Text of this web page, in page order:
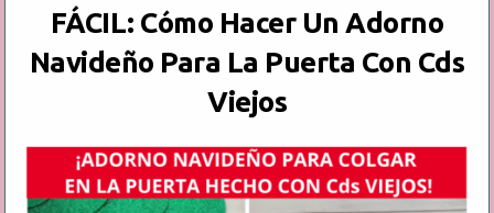
FÁCIL: Cómo Hacer Un Adorno
Navideño Para La Puerta Con Cds
Viejos